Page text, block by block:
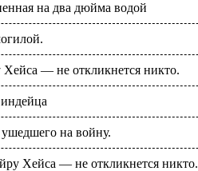
на два дюйма водой
— не откликнется никто.
на войну.
Хейса — не откликнется никто.